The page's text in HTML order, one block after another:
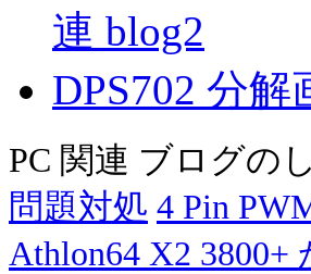
連 blog2
DPS702 分
PC 関連 ブログの
問題対処 4 Pin
Athlon64 X2 3800+